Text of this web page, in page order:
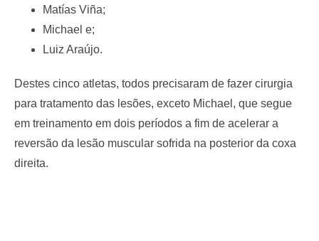
Matías Viña;
Michael e;
Luiz Araújo.
Destes cinco atletas, todos precisaram de fazer cirurgia
para tratamento das lesões, exceto Michael, que segue
em treinamento em dois períodos a fim de acelerar a
reversão da lesão muscular sofrida na posterior da coxa
direita.